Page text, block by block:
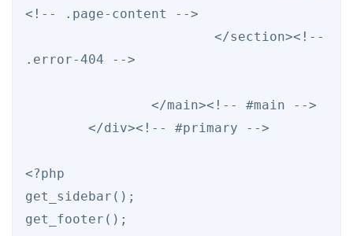
<!-- .page-content -->
.error-404 -->
<?php
get_sidebar();
get_footer();